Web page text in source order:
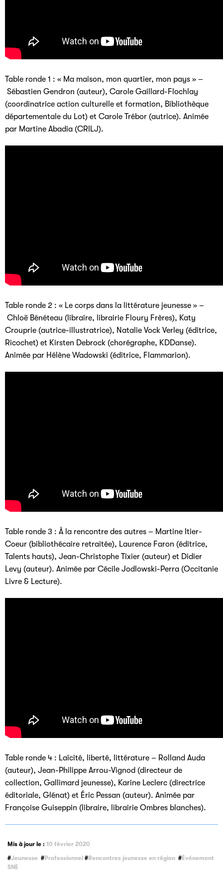
Table ronde 1 : « Ma maison, mon quartier, mon pays » –
Sébastien Gendron (auteur), Carole Gaillard-Flochlay
(coordinatrice action culturelle et formation, Bibliothèque
départementale du Lot) et Carole Trébor (autrice). Animée
par Martine Abadia (CRILJ).
Table ronde 2 : « Le corps dans la littérature jeunesse » –
Chloë Bénéteau (libraire, librairie Floury Frères), Katy
Crouprie (autrice-illustratrice), Natalie Vock Verley (éditrice,
Ricochet) et Kirsten Debrock (chorégraphe, KDDanse).
Animée par Hélène Wadowski (éditrice, Flammarion).
Table ronde 3 : À la rencontre des autres – Martine Itier-
Coeur (bibliothécaire retraitée), Laurence Faron (éditrice,
Talents hauts), Jean-Christophe Tixier (auteur) et Didier
Levy (auteur). Animée par Cécile Jodlowski-Perra (Occitanie
Livre & Lecture).
Table ronde 4 : Laïcité, liberté, littérature – Rolland Auda
(auteur), Jean-Philippe Arrou-Vignod (directeur de
collection, Gallimard jeunesse), Karine Leclerc (directrice
éditoriale, Glénat) et Éric Pessan (auteur). Animée par
Françoise Guiseppin (libraire, librairie Ombres blanches).
Mis à jour le : 10 février 2020
Jeunesse
Professionnel Rencontres jeunesse en région
Événement
SNE